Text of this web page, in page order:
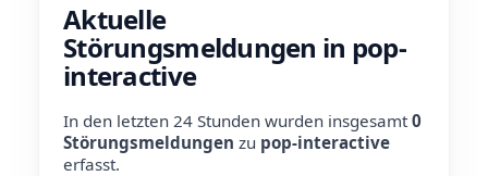
Aktuelle
Störungsmeldungen in pop-
interactive
In den letzten 24 Stunden wurden insgesamt0
Störungsmeldungen zu pop-interactive
erfasst.